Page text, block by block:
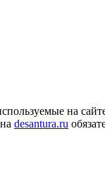
на
desantura.ru